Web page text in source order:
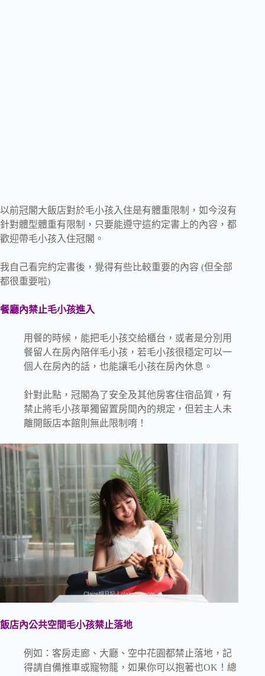
以前冠閣大飯店對於毛小孩入住是有體重限制，如今沒有
針對體型體重有限制，只要能遵守這約定書上的內容，都
歡迎帶毛小孩入住冠閣。
我自己看完約定書後，覺得有些比較重要的內容 (但全部
都很重要啦)
餐廳內禁止毛小孩進入
用餐的時候，能把毛小孩交給櫃台，或者是分別用
餐留人在房內陪伴毛小孩，若毛小孩很穩定可以一
個人在房內的話，也能讓毛小孩在房內休息。
針對此點，冠閣為了安全及其他房客住宿品質，有
禁止將毛小孩單獨留置房間內的規定，但若主人未
離開飯店本館則無此限制唷！
飯店內公共空間毛小孩禁止落地
例如：客房走廊、大廳、空中花園都禁止落地，記
得請自備推車或寵物籠，如果你可以抱著也OK！總